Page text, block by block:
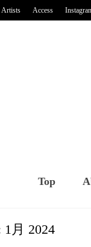
Artists Access
Top
月 2024